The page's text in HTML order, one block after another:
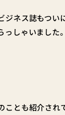
ネス誌もつい
しゃいました。
とも紹介され